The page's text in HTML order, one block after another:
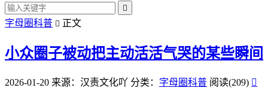

字母圈科普  正文
小众圈子被动把主动活活气哭的某些瞬间
2026-01-20 来源：汉责文化吖 分类： 字母圈科普 阅读(209) 